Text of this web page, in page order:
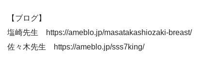
【ブログ】
塩崎先生 https://ameblo.jp/masatakashiozaki-breast/
佐々木先生 https://ameblo.jp/sss7king/